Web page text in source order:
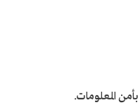
المعلومات.